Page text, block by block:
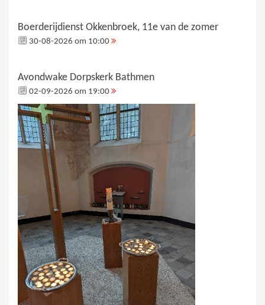
Boerderijdienst Okkenbroek, 11e van de zomer
30-08-2026 om 10:00
Avondwake Dorpskerk Bathmen
02-09-2026 om 19:00